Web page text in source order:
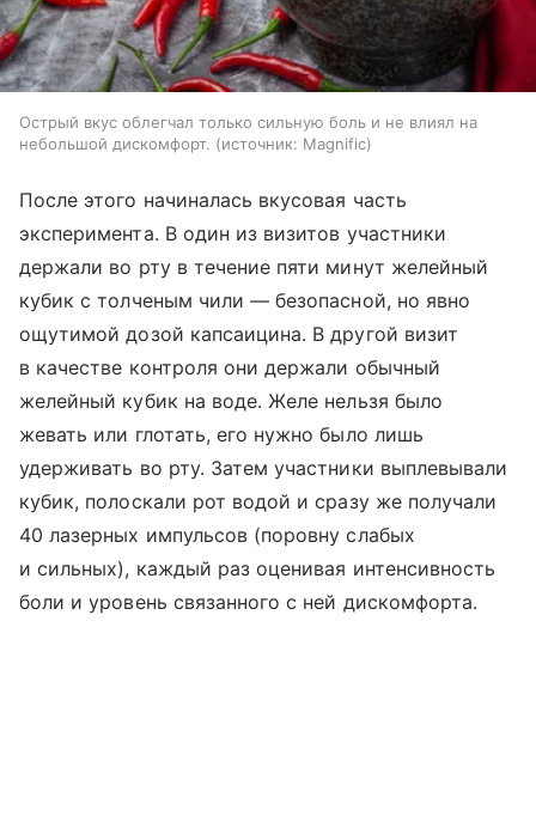
Острый вкус облегчал только сильную боль и не влиял на
небольшой дискомфорт.
источник: Magnific
После этого начиналась вкусовая часть
эксперимента. В один из визитов участники
держали во рту в течение пяти минут желейный
кубик с толченым чили — безопасной, но явно
ощутимой дозой капсаицина. В другой визит
в качестве контроля они держали обычный
желейный кубик на воде. Желе нельзя было
жевать или глотать, его нужно было лишь
удерживать во рту. Затем участники выплевывали
кубик, полоскали рот водой и сразу же получали
40 лазерных импульсов (поровну слабых
и сильных), каждый раз оценивая интенсивность
боли и уровень связанного с ней дискомфорта.